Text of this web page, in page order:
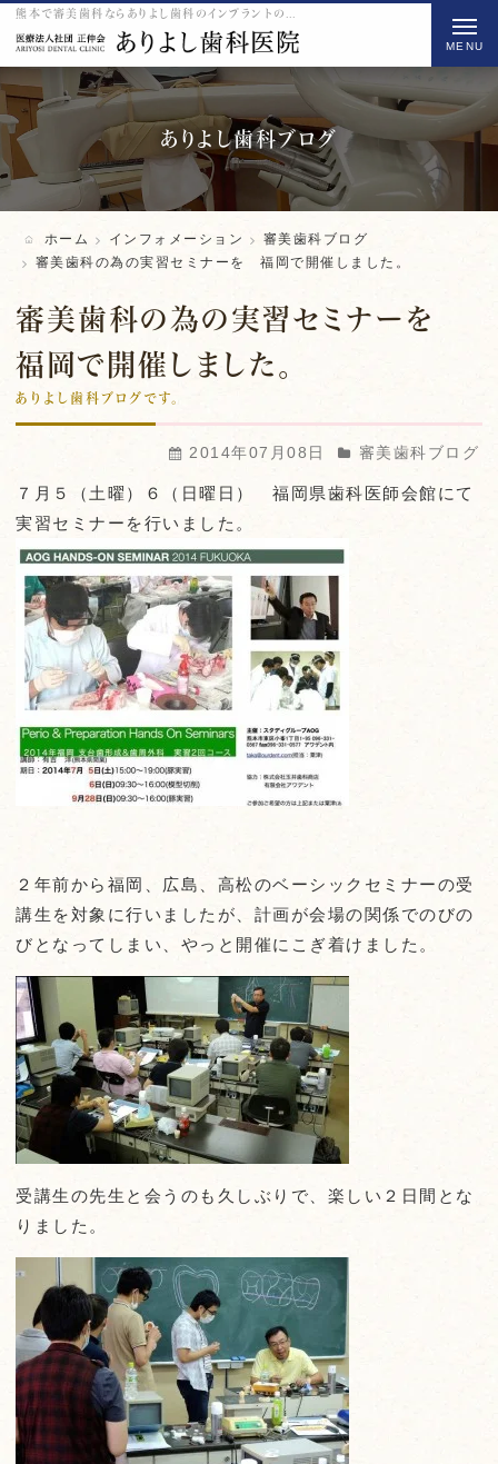
ありよし歯科ブログ
ホーム インフォメーション
審美歯科ブログ
審美歯科の為の実習セミナーを 福岡で開催しました。
審美歯科の為の実習セミナーを
福岡で開催しました。
ありよし歯科ブログです。
2014年07月08日 審美歯科ブログ
７月５（土曜）６（日曜日） 福岡県歯科医師会館にて
実習セミナーを行いました。
２年前から福岡、広島、高松のベーシックセミナーの受
講生を対象に行いましたが、計画が会場の関係でのびの
びとなってしまい、やっと開催にこぎ着けました。
受講生の先生と会うのも久しぶりで、楽しい２日間とな
りました。
t
o
g
l